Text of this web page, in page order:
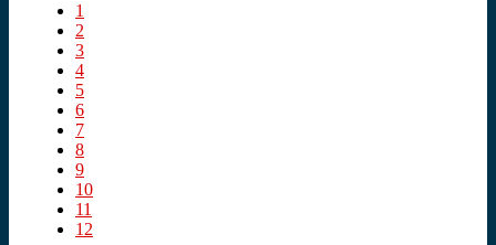
1
2
3
4
5
6
7
8
9
10
11
12